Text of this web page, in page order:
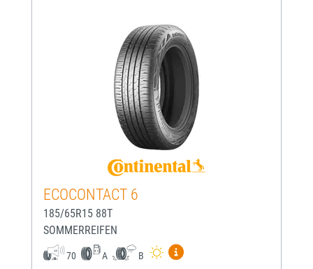
ECOCONTACT 6
185/65R15 88T
SOMMERREIFEN
70 A B
Mehr Informationen zum